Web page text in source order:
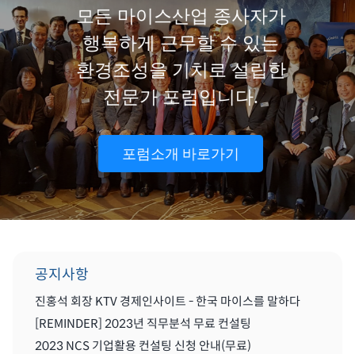
모든 마이스산업 종사자가
행복하게 근무할 수 있는
환경조성을 기치로 설립한
전문가 포럼입니다.
포럼소개 바로가기
공지사항
진홍석 회장 KTV 경제인사이트 - 한국 마이스를 말하다
[REMINDER] 2023년 직무분석 무료 컨설팅
2023 NCS 기업활용 컨설팅 신청 안내(무료)